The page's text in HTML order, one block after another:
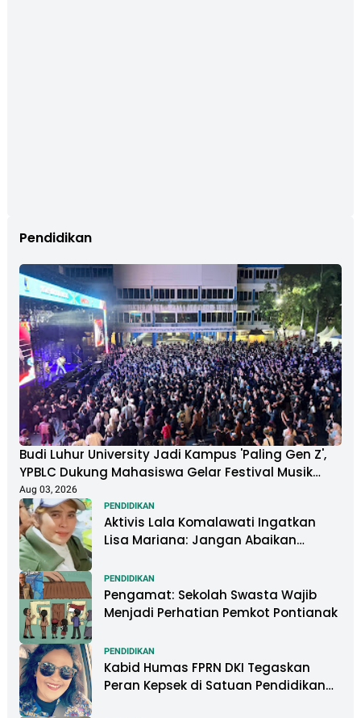
Pendidikan
Budi Luhur University Jadi Kampus 'Paling Gen Z',
YPBLC Dukung Mahasiswa Gelar Festival Musik
Berkapasitas Ribuan Penonton
Aug 03, 2026
PENDIDIKAN
Aktivis Lala Komalawati Ingatkan
Lisa Mariana: Jangan Abaikan
DNA
PENDIDIKAN
Pengamat: Sekolah Swasta Wajib
Menjadi Perhatian Pemkot Pontianak
PENDIDIKAN
Kabid Humas FPRN DKI Tegaskan
Peran Kepsek di Satuan Pendidikan